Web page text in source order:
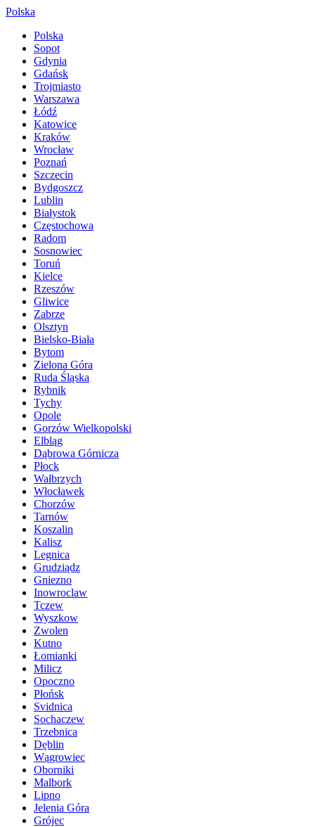
Polska
Polska
Sopot
Gdynia
Gdańsk
Trojmiasto
Warszawa
Łódź
Katowice
Kraków
Wrocław
Poznań
Szczecin
Bydgoszcz
Lublin
Białystok
Częstochowa
Radom
Sosnowiec
Toruń
Kielce
Rzeszów
Gliwice
Zabrze
Olsztyn
Bielsko-Biała
Bytom
Zielona Góra
Ruda Śląska
Rybnik
Tychy
Opole
Gorzów Wielkopolski
Elbląg
Dąbrowa Górnicza
Płock
Wałbrzych
Włocławek
Chorzów
Tarnów
Koszalin
Kalisz
Legnica
Grudziądz
Gniezno
Inowroclaw
Tczew
Wyszkow
Zwolen
Kutno
Łomianki
Milicz
Opoczno
Płońsk
Svidnica
Sochaczew
Trzebnica
Dęblin
Wągrowiec
Oborniki
Malbork
Lipno
Jelenia Góra
Grójec